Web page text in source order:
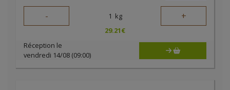
- 1 kg +
29.21€
Réception le
vendredi 14/08 (09:00)